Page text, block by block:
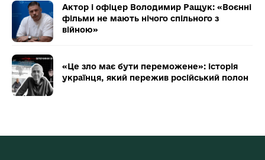
Актор і офіцер Володимир Ращук: «Воєнні
фільми не мають нічого спільного з
війною»
«Це зло має бути переможене»: історія
українця, який пережив російський полон